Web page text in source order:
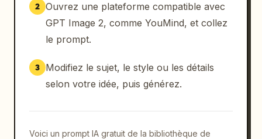
2 Ouvrez une plateforme compatible avec
GPT Image 2, comme YouMind, et collez
le prompt.
3
Modifiez le sujet, le style ou les détails
selon votre idée, puis générez.
Voici un prompt IA gratuit de la bibliothèque de